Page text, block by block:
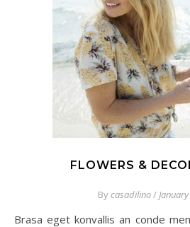
FLOWERS &
Bycasadilino/
Brasa eget konvallis an conde mentum iongue nore semi.